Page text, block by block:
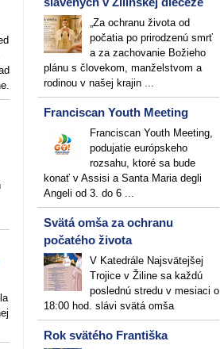
„Za ochranu života od
počatia po prirodzenú smrť
a za zachovanie Božieho
plánu s človekom, manželstvom a
rodinou v našej krajin ...
Franciscan Youth Meeting
Franciscan Youth Meeting,
podujatie európskeho
rozsahu, ktoré sa bude
konať v Assisi a Santa Maria degli
Angeli od 3. do 6 ...
Svätá omša za ochranu
počatého života
V Katedrále Najsvätejšej
Trojice v Žiline sa každú
poslednú stredu v mesiaci o
18:00 hod. slávi svätá omša
Rok svätého Františka